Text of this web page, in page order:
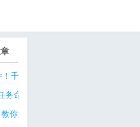
千万不要用ChatPPT，浪费时间！
务命令 解决laravel日志权限问题 宝
你如何让微信表情包背景为透明